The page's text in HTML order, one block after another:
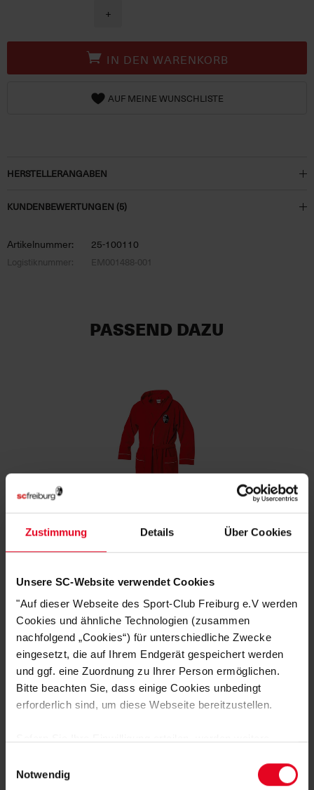
Zustimmung Details Über Cookies
Unsere SC-Website verwendet Cookies
"Auf dieser Webseite des Sport-Club Freiburg e.V werden
Cookies und ähnliche Technologien (zusammen
nachfolgend „Cookies“) für unterschiedliche Zwecke
eingesetzt, die auf Ihrem Endgerät gespeichert werden
und ggf. eine Zuordnung zu Ihrer Person ermöglichen.
Bitte beachten Sie, dass einige Cookies unbedingt
erforderlich sind, um diese Webseite bereitzustellen.
Daten von Ihnen (z.B. persönlichen Identifikatoren oder
Notwendig
+
IN DEN WARENKORB
AUF MEINE WUNSCHLISTE
HERSTELLERANGABEN
KUNDENBEWERTUNGEN (5)
Artikelnummer: 25-100110
Logistiknummer: EM001488-001
PASSEND DAZU
€ 59,95
DAS KÖNNTE DIR AUCH